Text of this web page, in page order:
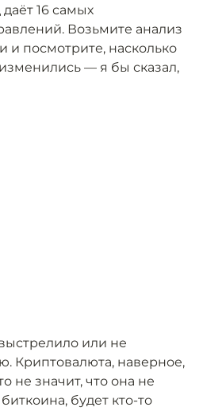
16 самых
Возьмите анализ
и посмотрите, насколько
— я бы сказал,
или не
Криптовалюта, наверное,
не значит, что она не
будет кто-то